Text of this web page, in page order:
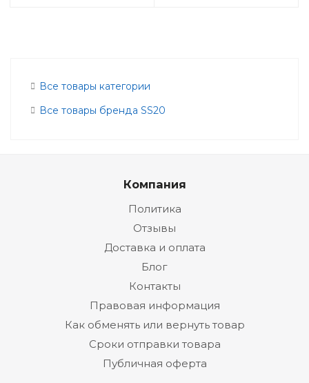
Все товары категории
Все товары бренда SS20
Компания
Политика
Отзывы
Доставка и оплата
Блог
Контакты
Правовая информация
Как обменять или вернуть товар
Сроки отправки товара
Публичная оферта